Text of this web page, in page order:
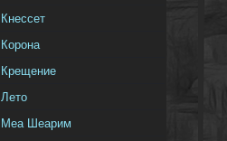
Кнессет
Корона
Крещение
Лето
Меа Шеарим